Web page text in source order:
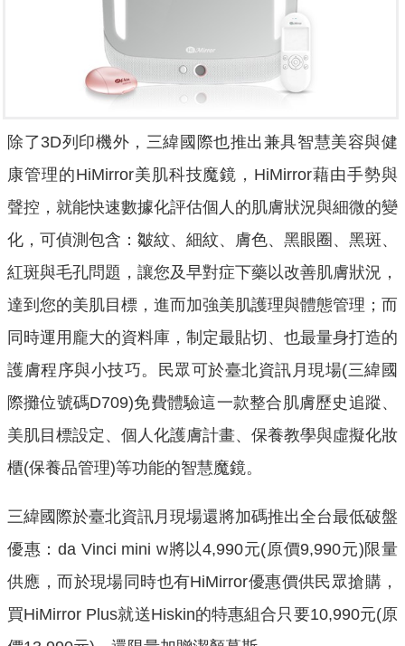
除了3D列印機外，三緯國際也推出兼具智慧美容與健
康管理的HiMirror美肌科技魔鏡，HiMirror藉由手勢與
聲控，就能快速數據化評估個人的肌膚狀況與細微的變
化，可偵測包含：皺紋、細紋、膚色、黑眼圈、黑斑、
紅斑與毛孔問題，讓您及早對症下藥以改善肌膚狀況，
達到您的美肌目標，進而加強美肌護理與體態管理；而
同時運用龐大的資料庫，制定最貼切、也最量身打造的
護膚程序與小技巧。民眾可於臺北資訊月現場(三緯國
際攤位號碼D709)免費體驗這一款整合肌膚歷史追蹤、
美肌目標設定、個人化護膚計畫、保養教學與虛擬化妝
櫃(保養品管理)等功能的智慧魔鏡。
三緯國際於臺北資訊月現場還將加碼推出全台最低破盤
優惠：da Vinci mini w將以4,990元(原價9,990元)限量
供應，而於現場同時也有HiMirror優惠價供民眾搶購，
買HiMirror Plus就送Hiskin的特惠組合只要10,990元(原